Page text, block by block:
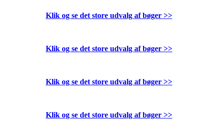
Klik og se det store udvalg af bøger >>
Klik og se det store udvalg af bøger >>
Klik og se det store udvalg af bøger >>
Klik og se det store udvalg af bøger >>